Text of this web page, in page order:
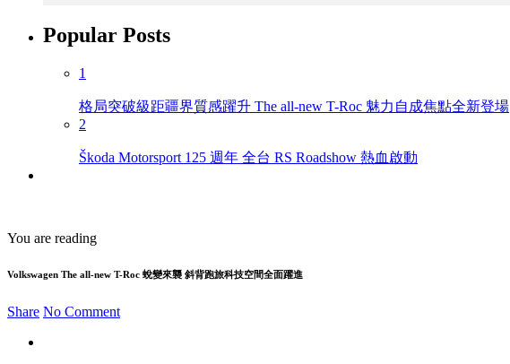
Popular Posts
1
格局突破級距疆界質感躍升 The all-new T-Roc 魅力自成焦點全新登場
2
Škoda Motorsport 125 週年 全台 RS Roadshow 熱血啟動
You are reading
Volkswagen The all-new T-Roc 蛻變來襲 斜背跑旅科技空間全面躍進
Share No Comment